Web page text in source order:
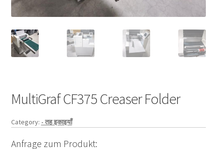
MultiGraf CF375 Creaser Folder
Category: - तह इकाइयाँ
Anfrage zum Produkt: